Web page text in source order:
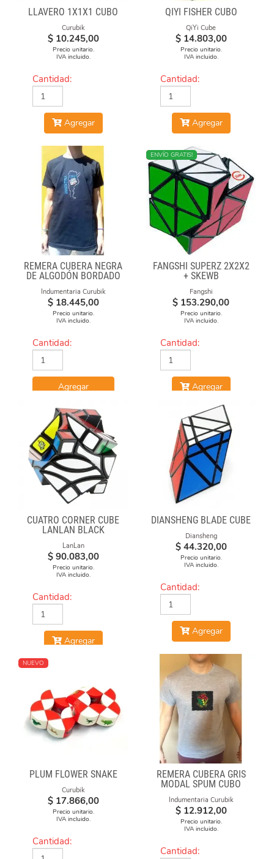
LLAVERO 1X1X1 CUBO
Curubik
$ 10.245,00
Precio unitario.
IVA incluido.
Cantidad:
Agregar
QIYI FISHER CUBO
QiYi Cube
$ 14.803,00
Precio unitario.
IVA incluido.
Cantidad:
Agregar
REMERA CUBERA NEGRA
DE ALGODÓN BORDADO
"ARGENTINA CUBEA"
Indumentaria Curubik
$ 18.445,00
Precio unitario.
IVA incluido.
Cantidad:
Agregar
NUEVO
ENVÍO GRATIS!
FANGSHI SUPERZ 2X2X2
+ SKEWB
Fangshi
$ 153.290,00
Precio unitario.
IVA incluido.
Cantidad:
Agregar
CUATRO CORNER CUBE
LANLAN BLACK
LanLan
$ 90.083,00
Precio unitario.
IVA incluido.
Cantidad:
Agregar
DIANSHENG BLADE CUBE
Diansheng
$ 44.320,00
Precio unitario.
IVA incluido.
Cantidad:
Agregar
NUEVO
PLUM FLOWER SNAKE
Curubik
$ 17.866,00
Precio unitario.
IVA incluido.
Cantidad:
REMERA CUBERA GRIS
MODAL SPUM CUBO
Indumentaria Curubik
$ 12.912,00
Precio unitario.
IVA incluido.
Cantidad: